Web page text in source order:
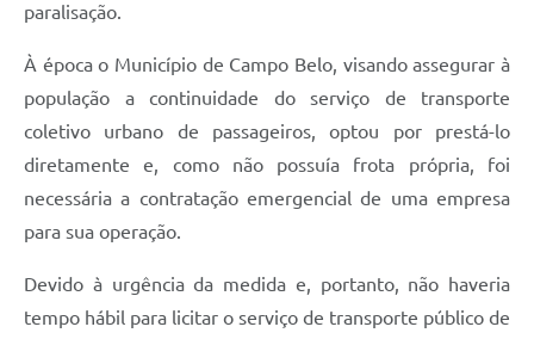
paralisação.
À época o Município de Campo Belo, visando assegurar à
população a continuidade do serviço de transporte
coletivo urbano de passageiros, optou por prestá-lo
diretamente e, como não possuía frota própria, foi
necessária a contratação emergencial de uma empresa
para sua operação.
Devido à urgência da medida e, portanto, não haveria
tempo hábil para licitar o serviço de transporte público de